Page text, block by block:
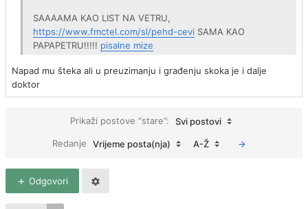
SAAAAMA KAO LIST NA VETRU,
https://www.fmctel.com/sl/pehd-cevi SAMA KAO
PAPAPETRU!!!!! pisalne mize
Napad mu šteka ali u preuzimanju i građenju skoka je i dalje
doktor
Prikaži postove “stare”:
Svi postovi
Redanje
Vrijeme posta(nja) A-Ž
Odgovori